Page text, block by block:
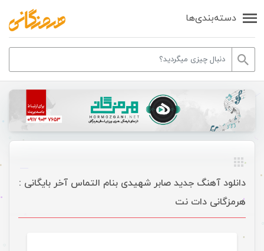
دسته‌بندی‌ها
دانلود آهنگ جدید صابر شهیدی بنام التماس آخر بایگانی :
هرمزگانی دات نت